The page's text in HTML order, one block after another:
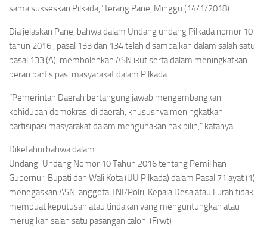
sama sukseskan Pilkada,” terang Pane, Minggu (14/1/2018).
Dia jelaskan Pane, bahwa dalam Undang undang Pilkada nomor 10
tahun 2016 , pasal 133 dan 134 telah disampaikan dalam salah satu
pasal 133 (A), membolehkan ASN ikut serta dalam meningkatkan
peran partisipasi masyarakat dalam Pilkada.
“Pemerintah Daerah bertangung jawab mengembangkan
kehidupan demokrasi di daerah, khususnya meningkatkan
partisipasi masyarakat dalam mengunakan hak pilih,” katanya.
Diketahui bahwa dalam
Undang-Undang Nomor 10 Tahun 2016 tentang Pemilihan
Gubernur, Bupati dan Wali Kota (UU Pilkada) dalam Pasal 71 ayat (1)
menegaskan ASN, anggota TNI/Polri, Kepala Desa atau Lurah tidak
membuat keputusan atau tindakan yang menguntungkan atau
merugikan salah satu pasangan calon. (Frwt)